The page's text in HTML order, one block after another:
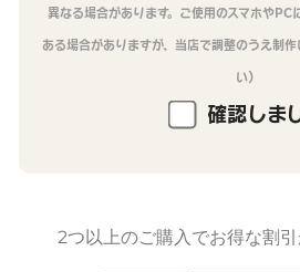
異なる場合があります。ご使用のスマホやPC
ある場合がありますが、当店で調整のうえ制
い）
確認しま
2つ以上のご購入でお得な割引